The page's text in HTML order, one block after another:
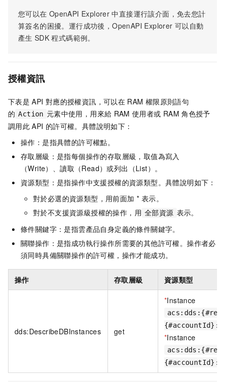
您可以在 OpenAPI Explorer 中直接運行該介面，免去您計
算簽名的困擾。運行成功後，OpenAPI Explorer 可以自動
產生 SDK 程式碼範例。
授權資訊
下表是 API 對應的授權資訊，可以在 RAM 權限原則語句
的 Action 元素中使用，用來給 RAM 使用者或 RAM 角色授予
調用此 API 的許可權。具體說明如下：
操作：是指具體的許可權點。
存取層級：是指每個操作的存取層級，取值為寫入
（Write）、讀取（Read）或列出（List）。
資源類型：是指操作中支援授權的資源類型。具體說明如下：
對於必選的資源類型，用前面加 * 表示。
對於不支援資源級授權的操作，用 全部資源 表示。
條件關鍵字：是指雲產品自身定義的條件關鍵字。
關聯操作：是指成功執行操作所需要的其他許可權。操作者必
須同時具備關聯操作的許可權，操作才能成功。
操作 存取層級 資源類型
dds:DescribeDBInstances get
*Instance
*Instance